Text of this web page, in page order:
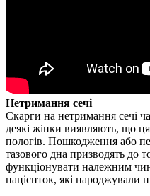
Нетримання сечі
Скарги на нетримання сечі
деякі жінки виявляють, що
пологів. Пошкодження або
тазового дна призводять до
функціонувати належним
пацієнток, які народжували